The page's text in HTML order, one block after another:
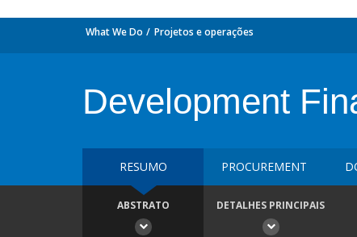
What We Do Projetos e operações
Development
RESUMO PROCUREMENT
ABSTRATO DETALHES PRINCIPAIS